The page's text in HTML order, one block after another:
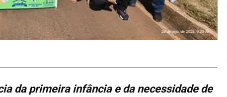
da primeira infância e da necessidade de